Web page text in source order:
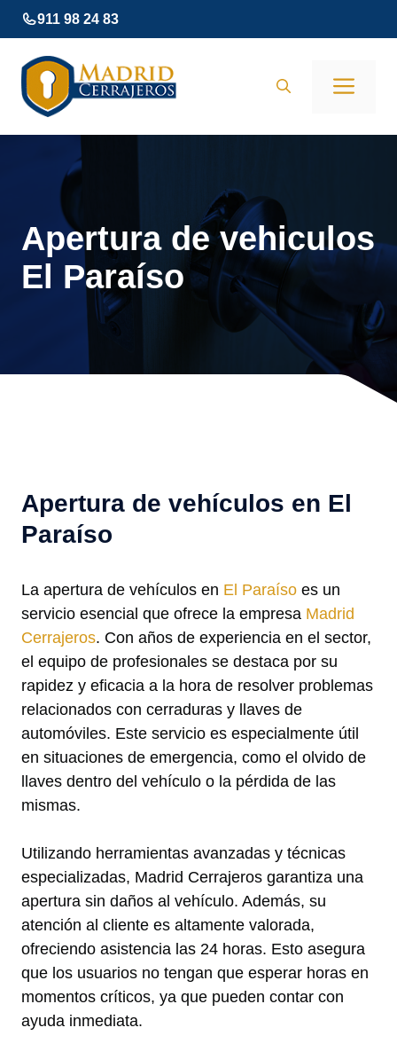
Saltar
al
contenido
911 98 24 83
Apertura de vehiculos
El Paraíso
Apertura de vehículos en El
Paraíso
La apertura de vehículos en El Paraíso es un
servicio esencial que ofrece la empresa Madrid
Cerrajeros. Con años de experiencia en el sector,
el equipo de profesionales se destaca por su
rapidez y eficacia a la hora de resolver problemas
relacionados con cerraduras y llaves de
automóviles. Este servicio es especialmente útil
en situaciones de emergencia, como el olvido de
llaves dentro del vehículo o la pérdida de las
mismas.
Utilizando herramientas avanzadas y técnicas
especializadas, Madrid Cerrajeros garantiza una
apertura sin daños al vehículo. Además, su
atención al cliente es altamente valorada,
ofreciendo asistencia las 24 horas. Esto asegura
que los usuarios no tengan que esperar horas en
momentos críticos, ya que pueden contar con
ayuda inmediata.